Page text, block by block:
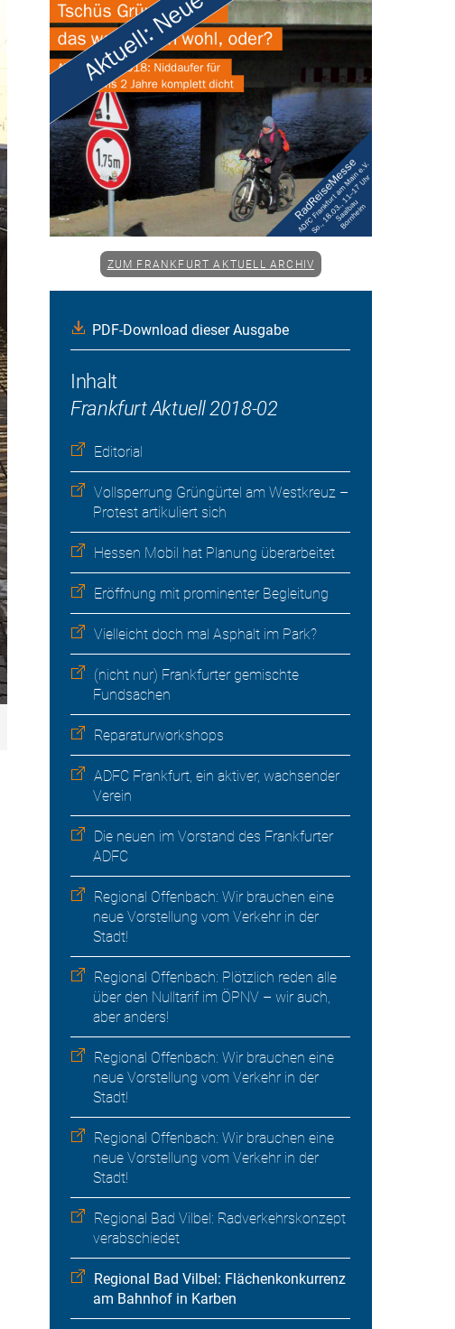
ZUM FRANKFURT AKTUELL ARCHIV
PDF-Download dieser Ausgabe
Inhalt
Frankfurt Aktuell 2018-02
Editorial
Vollsperrung Grüngürtel am Westkreuz –
Protest artikuliert sich
Hessen Mobil hat Planung überarbeitet
Eröffnung mit prominenter Begleitung
Vielleicht doch mal Asphalt im Park?
(nicht nur) Frankfurter gemischte
Fundsachen
Reparaturworkshops
ADFC Frankfurt, ein aktiver, wachsender
Verein
Die neuen im Vorstand des Frankfurter
ADFC
Regional Offenbach: Wir brauchen eine
neue Vorstellung vom Verkehr in der
Stadt!
Regional Offenbach: Plötzlich reden alle
über den Nulltarif im ÖPNV – wir auch,
aber anders!
Regional Offenbach: Wir brauchen eine
neue Vorstellung vom Verkehr in der
Stadt!
Regional Offenbach: Wir brauchen eine
neue Vorstellung vom Verkehr in der
Stadt!
Regional Bad Vilbel: Radverkehrskonzept
verabschiedet
Regional Bad Vilbel: Flächenkonkurrenz
am Bahnhof in Karben